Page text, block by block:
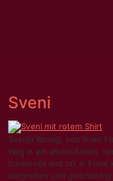
Sveni
Svenja Rossig, von ihren
Weg in ein alkoholfreies,
humorvoll und oft in Form
aufgreifen und gleichzeitig